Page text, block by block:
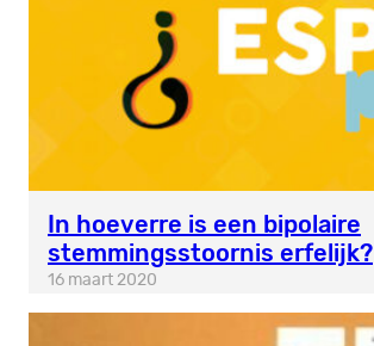
In hoeverre is een bipolaire
stemmingsstoornis erfelijk?
16 maart 2020